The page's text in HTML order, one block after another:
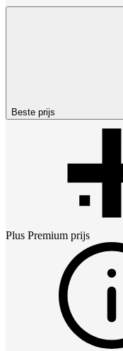
Beste prijs
Plus Premium prijs